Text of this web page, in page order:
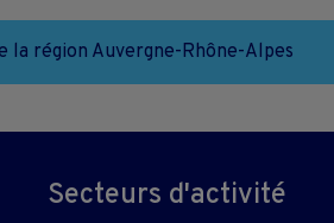
la région Auvergne-Rhône-Alpes
Secteurs d'activité